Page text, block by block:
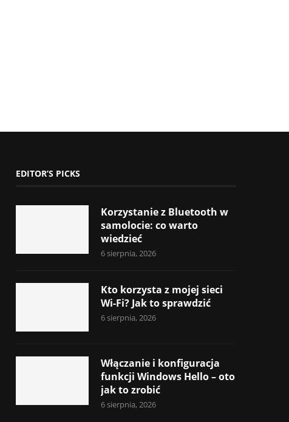
EDITOR’S PICKS
Korzystanie z Bluetooth w
samolocie: co warto
wiedzieć
6 sierpnia, 2026
Kto korzysta z mojej sieci
Wi-Fi? Jak to sprawdzić
6 sierpnia, 2026
Włączanie i konfiguracja
funkcji Windows Hello – oto
jak to zrobić
6 sierpnia, 2026